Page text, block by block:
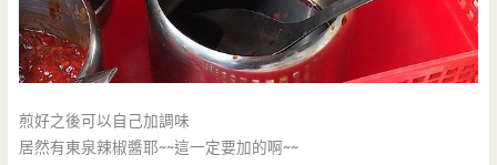
煎好之後可以自己加調味
居然有東泉辣椒醬耶~~這一定要加的啊~~